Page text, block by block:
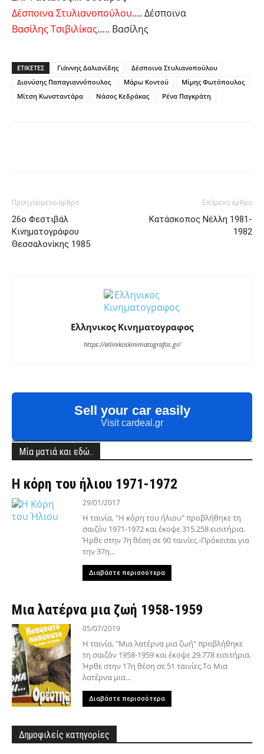
Δέσποινα Στυλιανοπούλου…. Δέσποινα
Βασίλης Τσιβιλίκας….. Βασίλης
ΕΤΙΚΕΤΕΣ Γιάννης Δαλιανίδης
Δέσποινα Στυλιανοπούλου
Διονύσης Παπαγιαννόπουλος
Μάρω Κοντού
Μίμης Φωτόπουλος
Μίτση Κωνσταντάρα
Νάσος Κεδράκας Ρένα Παγκράτη
Προηγούμενο άρθρο
26ο Φεστιβάλ
Κινηματογράφου
Θεσσαλονίκης 1985
Επόμενο άρθρο
Κατάσκοπος Νέλλη 1981-
1982
Ελληνικος Κινηματογραφος
https://ellinikoskinimatografos.gr/
Sell your car easily
Visit cardeal.gr
Μία ματιά και εδώ..
Η κόρη του ήλιου 1971-1972
29/01/2017
Η ταινία, "Η κόρη του ήλιου" προβλήθηκε τη
σαιζόν 1971-1972 και έκοψε 315.258 εισιτήρια.
Ήρθε στην 7η θέση σε 90 ταινίες.-Πρόκειται για
την 37η...
Διαβάστε περισσότερα
Μια λατέρνα μια ζωή 1958-1959
05/07/2019
Η ταινία, "Μια λατέρνα μια ζωή" προβλήθηκε
τη σαιζόν 1958-1959 και έκοψε 29.778 εισιτήρια.
Ήρθε στην 17η θέση σε 51 ταινίες.Το Μια
λατέρνα μια...
Διαβάστε περισσότερα
Δημοφιλείς κατηγορίες